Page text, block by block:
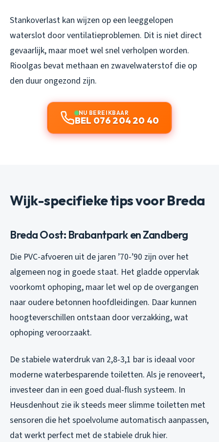
Stankoverlast kan wijzen op een leeggelopen
waterslot door ventilatieproblemen. Dit is niet direct
gevaarlijk, maar moet wel snel verholpen worden.
Rioolgas bevat methaan en zwavelwaterstof die op
den duur ongezond zijn.
NU BEREIKBAAR
BEL 076 204 20 40
Wijk-specifieke tips voor Breda
Breda Oost: Brabantpark en Zandberg
Die PVC-afvoeren uit de jaren ’70-’90 zijn over het
algemeen nog in goede staat. Het gladde oppervlak
voorkomt ophoping, maar let wel op de overgangen
naar oudere betonnen hoofdleidingen. Daar kunnen
hoogteverschillen ontstaan door verzakking, wat
ophoping veroorzaakt.
De stabiele waterdruk van 2,8-3,1 bar is ideaal voor
moderne waterbesparende toiletten. Als je renoveert,
investeer dan in een goed dual-flush systeem. In
Heusdenhout zie ik steeds meer slimme toiletten met
sensoren die het spoelvolume automatisch aanpassen,
dat werkt perfect met de stabiele druk hier.